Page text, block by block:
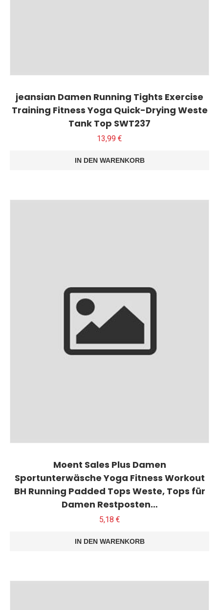
jeansian Damen Running Tights Exercise
Training Fitness Yoga Quick-Drying Weste
Tank Top SWT237
13,99 €
IN DEN WARENKORB
Moent Sales Plus Damen
Sportunterwäsche Yoga Fitness Workout
BH Running Padded Tops Weste, Tops für
Damen Restposten…
5,18 €
IN DEN WARENKORB